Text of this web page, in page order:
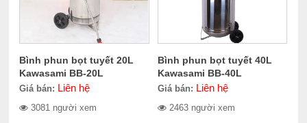
Bình phun bọt tuyết 20L
Kawasami BB-20L
Giá bán: Liên hệ
3081 người xem
Bình phun bọt tuyết 40L
Kawasami BB-40L
Giá bán: Liên hệ
2463 người xem